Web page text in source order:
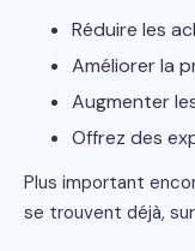
Réduire les
Améliorer la
Augmenter
Offrez des
Plus important
se trouvent déjà,